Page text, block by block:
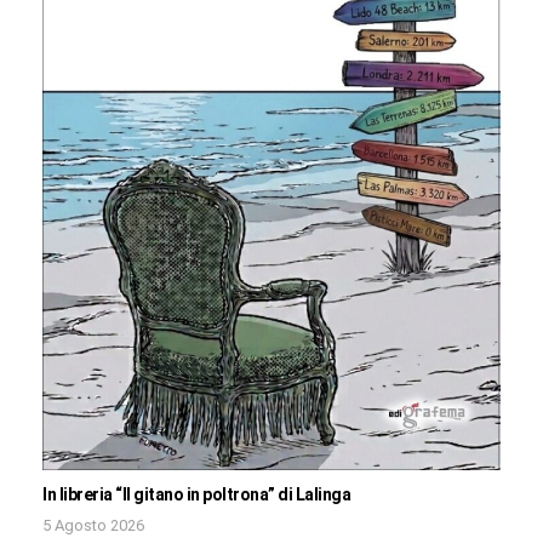
In libreria “Il gitano in poltrona” di Lalinga
5 Agosto 2026